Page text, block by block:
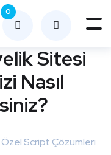
0
Me
Sitesi
Nasıl
Script Çözümleri